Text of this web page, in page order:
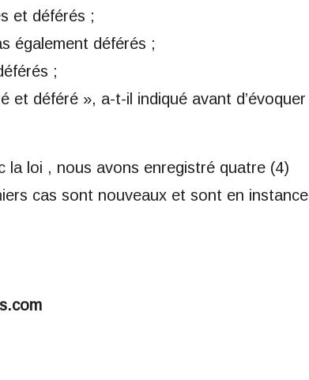
et déférés ;
également déférés ;
;
et déféré », a-t-il indiqué avant d’évoquer
la loi , nous avons enregistré quatre (4)
cas sont nouveaux et sont en instance